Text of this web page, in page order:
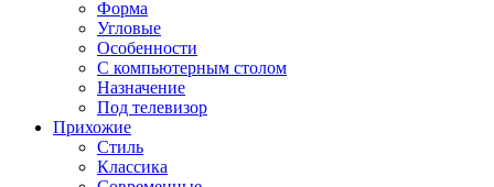
Форма
Угловые
Особенности
С компьютерным столом
Назначение
Под телевизор
Прихожие
Стиль
Классика